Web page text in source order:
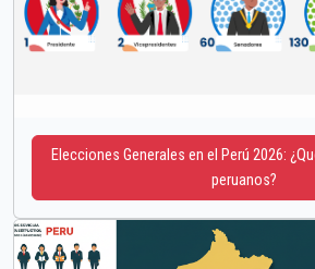
Elecciones Generales en el Perú 2026:
peruanos?